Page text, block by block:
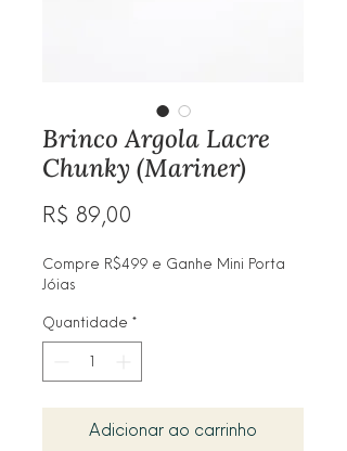
Brinco Argola Lacre
Chunky (Mariner)
R$ 89,00
Compre R$499 e Ganhe Mini Porta
Jóias
Quantidade *
Adicionar ao carrinho